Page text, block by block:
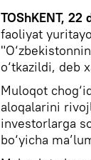
TOShKENT,
faoliyat
o‘tkazildi, deb
Muloqot
aloqalarini
investorlarga
bo‘yicha